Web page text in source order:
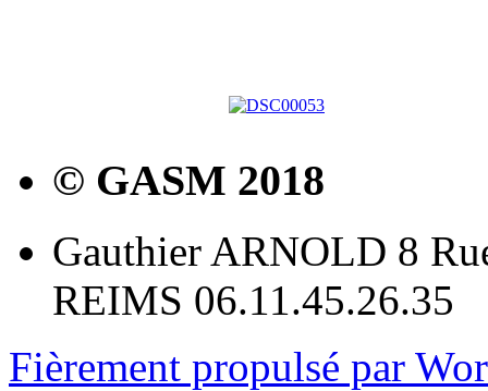
© GASM 2018
Gauthier ARNOLD 8
REIMS 06.11.45.26.35
Fièrement propulsé par